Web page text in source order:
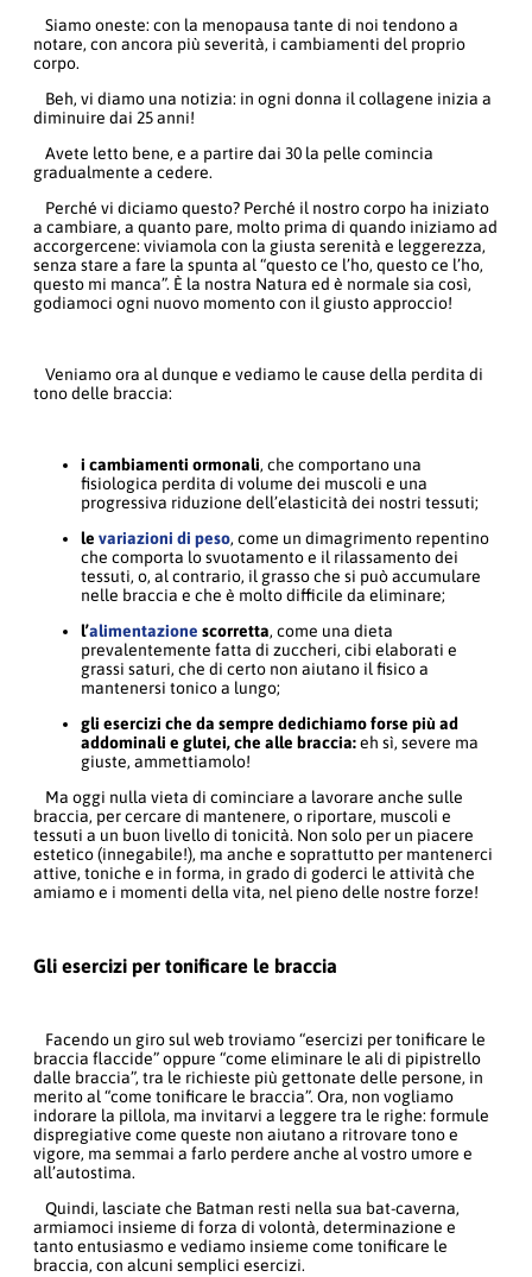
Siamo oneste: con la menopausa tante di noi tendono a
notare, con ancora più severità, i cambiamenti del proprio
corpo.
Beh, vi diamo una notizia: in ogni donna il collagene inizia a
diminuire dai 25 anni!
Avete letto bene, e a partire dai 30 la pelle comincia
gradualmente a cedere.
Perché vi diciamo questo? Perché il nostro corpo ha iniziato
a cambiare, a quanto pare, molto prima di quando iniziamo ad
accorgercene: viviamola con la giusta serenità e leggerezza,
senza stare a fare la spunta al “questo ce l’ho, questo ce l’ho,
questo mi manca”. È la nostra Natura ed è normale sia così,
godiamoci ogni nuovo momento con il giusto approccio!
Veniamo ora al dunque e vediamo le cause della perdita di
tono delle braccia:
i cambiamenti ormonali, che comportano una
fisiologica perdita di volume dei muscoli e una
progressiva riduzione dell’elasticità dei nostri tessuti;
le variazioni di peso, come un dimagrimento repentino
che comporta lo svuotamento e il rilassamento dei
tessuti, o, al contrario, il grasso che si può accumulare
nelle braccia e che è molto difficile da eliminare;
l’alimentazione scorretta, come una dieta
prevalentemente fatta di zuccheri, cibi elaborati e
grassi saturi, che di certo non aiutano il fisico a
mantenersi tonico a lungo;
gli esercizi che da sempre dedichiamo forse più ad
addominali e glutei, che alle braccia:eh sì, severe ma
giuste, ammettiamolo!
Ma oggi nulla vieta di cominciare a lavorare anche sulle
braccia, per cercare di mantenere, o riportare, muscoli e
tessuti a un buon livello di tonicità. Non solo per un piacere
estetico (innegabile!), ma anche e soprattutto per mantenerci
attive, toniche e in forma, in grado di goderci le attività che
amiamo e i momenti della vita, nel pieno delle nostre forze!
Gli esercizi per tonificare le braccia
Facendo un giro sul web troviamo “esercizi per tonificare le
braccia flaccide” oppure “come eliminare le ali di pipistrello
dalle braccia”, tra le richieste più gettonate delle persone, in
merito al “come tonificare le braccia”. Ora, non vogliamo
indorare la pillola, ma invitarvi a leggere tra le righe: formule
dispregiative come queste non aiutano a ritrovare tono e
vigore, ma semmai a farlo perdere anche al vostro umore e
all’autostima.
Quindi, lasciate che Batman resti nella sua bat-caverna,
armiamoci insieme di forza di volontà, determinazione e
tanto entusiasmo e vediamo insieme come tonificare le
braccia, con alcuni semplici esercizi.